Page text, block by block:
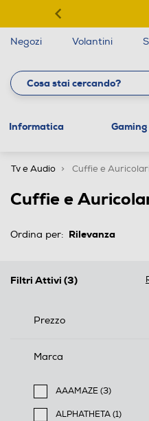
Negozi Volantini
Informatica Gaming
Tv e Audio Cuffie e Auricolari
Cuffie e
Ordina per:
Filtri Attivi (3)
Prezzo
Marca
AAAMAZE (3)
Filtra per Marca:
ALPHATHETA (1)